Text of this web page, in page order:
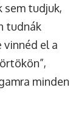
sem tudjuk,
tudnák
vinnéd el a
minden